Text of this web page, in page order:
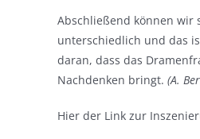
Abschließend können wir
unterschiedlich und das
daran, dass das
Nachdenken bringt. (A.
Hier der Link zur